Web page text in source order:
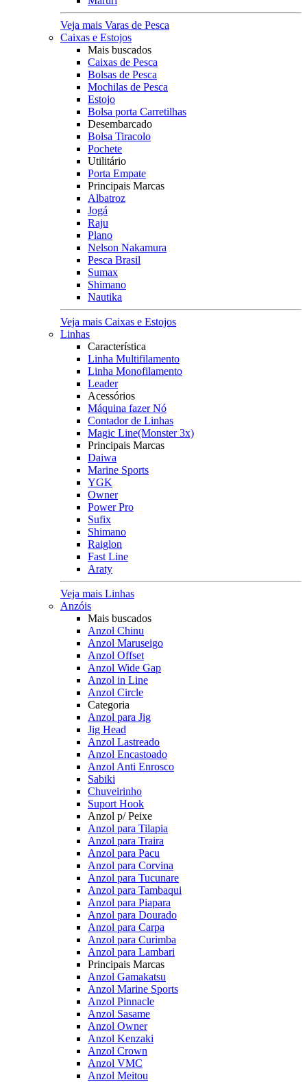
Veja mais Varas de Pesca
Caixas e Estojos
Mais buscados
Caixas de Pesca
Bolsas de Pesca
Mochilas de Pesca
Estojo
Bolsa porta Carretilhas
Desembarcado
Bolsa Tiracolo
Pochete
Utilitário
Porta Empate
Principais Marcas
Albatroz
Jogá
Raju
Plano
Nelson Nakamura
Pesca Brasil
Sumax
Shimano
Nautika
Veja mais Caixas e Estojos
Linhas
Característica
Linha Multifilamento
Linha Monofilamento
Leader
Acessórios
Máquina fazer Nó
Contador de Linhas
Magic Line(Monster 3x)
Principais Marcas
Daiwa
Marine Sports
YGK
Owner
Power Pro
Sufix
Shimano
Raiglon
Fast Line
Araty
Veja mais Linhas
Anzóis
Mais buscados
Anzol Chinu
Anzol Maruseigo
Anzol Offset
Anzol Wide Gap
Anzol in Line
Anzol Circle
Categoria
Anzol para Jig
Jig Head
Anzol Lastreado
Anzol Encastoado
Anzol Anti Enrosco
Sabiki
Chuveirinho
Suport Hook
Anzol p/ Peixe
Anzol para Tilapia
Anzol para Traira
Anzol para Pacu
Anzol para Corvina
Anzol para Tucunare
Anzol para Tambaqui
Anzol para Piapara
Anzol para Dourado
Anzol para Carpa
Anzol para Curimba
Anzol para Lambari
Principais Marcas
Anzol Gamakatsu
Anzol Marine Sports
Anzol Pinnacle
Anzol Sasame
Anzol Owner
Anzol Kenzaki
Anzol Crown
Anzol VMC
Anzol Meitou